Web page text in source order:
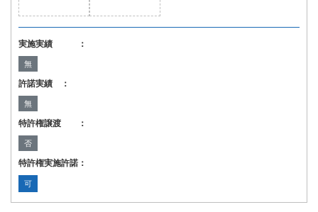
実施実績 ：
無
許諾実績 ：
無
特許権譲渡 ：
否
特許権実施許諾：
可